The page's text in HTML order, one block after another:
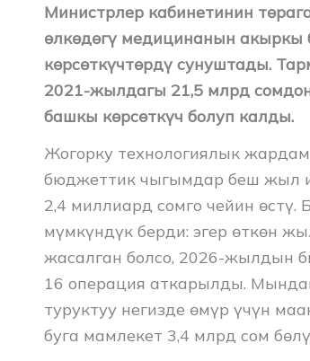
Министрлер кабинетинин
өлкөдөгү медицинанын акыркы
көрсөткүчтөрдү сунуштады.
2021-жылдагы 21,5 млрд
башкы көрсөткүч болуп калды.
Жогорку технологиялык
бюджеттик чыгымдар беш жыл
2,4 миллиард сомго чейин
мүмкүндүк берди: эгер өткөн
жасалган болсо, 2026-жылдын
16 операция аткарылды.
туруктуу негизде өмүр үчүн
буга мамлекет 3,4 млрд сом